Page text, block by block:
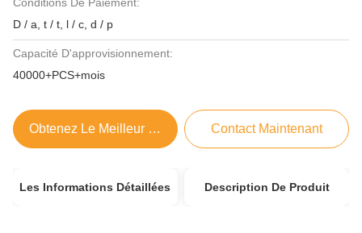
D / a, t / t, l / c, d / p
Capacité D'approvisionnement:
40000+PCS+mois
Obtenez Le Meilleur Prix Contact Maintenant
Les Informations Détaillées Description De Produit